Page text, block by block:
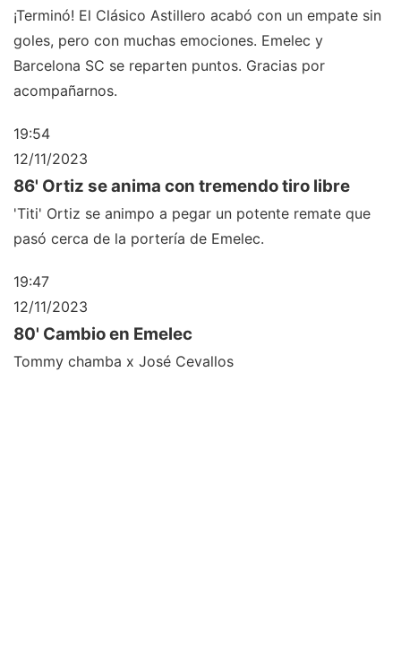
¡Terminó! El Clásico Astillero acabó con un empate sin
goles, pero con muchas emociones. Emelec y
Barcelona SC se reparten puntos. Gracias por
acompañarnos.
19:54
12/11/2023
86' Ortiz se anima con tremendo tiro libre
'Titi' Ortiz se animpo a pegar un potente remate que
pasó cerca de la portería de Emelec.
19:47
12/11/2023
80' Cambio en Emelec
Tommy chamba x José Cevallos